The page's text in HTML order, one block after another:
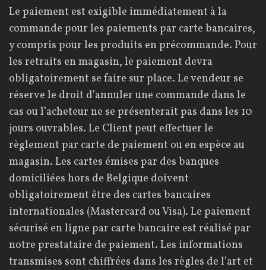
Le paiement est exigible immédiatement à la
commande pour les paiements par carte bancaires,
y compris pour les produits en précommande. Pour
les retraits en magasin, le paiement devra
obligatoirement se faire sur place. Le vendeur se
réserve le droit d’annuler une commande dans le
cas ou l’acheteur ne se présenterait pas dans les 10
jours ouvrables. Le Client peut effectuer le
règlement par carte de paiement ou en espèce au
magasin. Les cartes émises par des banques
domiciliées hors de Belgique doivent
obligatoirement être des cartes bancaires
internationales (Mastercard ou Visa). Le paiement
sécurisé en ligne par carte bancaire est réalisé par
notre prestataire de paiement. Les informations
transmises sont chiffrées dans les règles de l’art et